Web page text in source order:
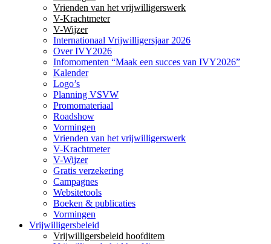
Vrienden van het vrijwilligerswerk
V-Krachtmeter
V-Wijzer
Internationaal Vrijwilligersjaar 2026
Over IVY2026
Infomomenten “Maak een succes van IVY2026”
Kalender
Logo’s
Planning VSVW
Promomateriaal
Roadshow
Vormingen
Vrienden van het vrijwilligerswerk
V-Krachtmeter
V-Wijzer
Gratis verzekering
Campagnes
Websitetools
Boeken & publicaties
Vormingen
Vrijwilligersbeleid
Vrijwilligersbeleid hoofditem